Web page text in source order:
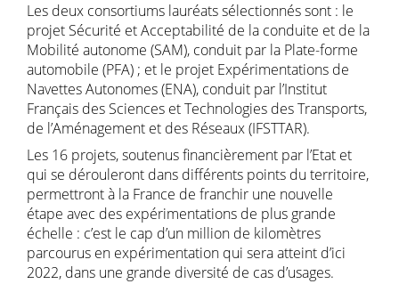
Les deux consortiums lauréats sélectionnés sont : le
projet Sécurité et Acceptabilité de la conduite et de la
Mobilité autonome (SAM), conduit par la Plate-forme
automobile (PFA) ; et le projet Expérimentations de
Navettes Autonomes (ENA), conduit par l’Institut
Français des Sciences et Technologies des Transports,
de l’Aménagement et des Réseaux (IFSTTAR).
Les 16 projets, soutenus financièrement par l’Etat et
qui se dérouleront dans différents points du territoire,
permettront à la France de franchir une nouvelle
étape avec des expérimentations de plus grande
échelle : c’est le cap d’un million de kilomètres
parcourus en expérimentation qui sera atteint d’ici
2022, dans une grande diversité de cas d’usages.